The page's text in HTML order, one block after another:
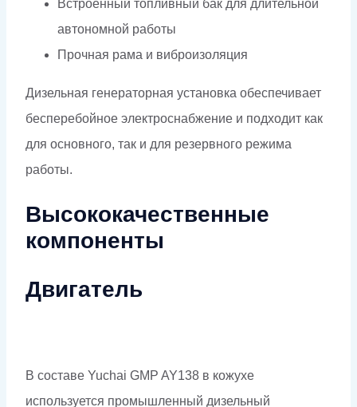
Встроенный топливный бак для длительной
автономной работы
Прочная рама и виброизоляция
Дизельная генераторная установка обеспечивает
бесперебойное электроснабжение и подходит как
для основного, так и для резервного режима
работы.
Высококачественные
компоненты
Двигатель
В составе Yuchai GMP AY138 в кожухе
используется промышленный дизельный